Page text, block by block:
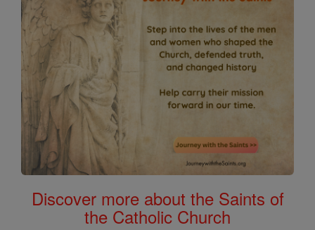
Discover more about the Saints of
the Catholic Church